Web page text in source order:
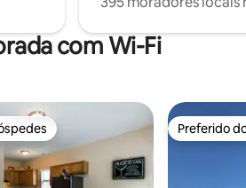
com Wi-Fi
Preferido
Preferido